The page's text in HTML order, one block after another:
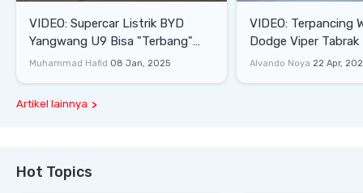
VIDEO: Supercar Listrik BYD
Yangwang U9 Bisa "Terbang"
Lewati Rintangan
Muhammad Hafid 08 Jan, 2025
VIDEO: Terpancing
Dodge Viper Tabrak
Saat Burnout
Alvando Noya 22 Apr,
Artikel lainnya
Hot Topics